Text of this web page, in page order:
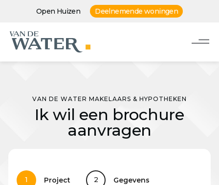
Open Huizen Deelnemende woningen
VAN DE WATER MAKELAARS & HYPOTHEKEN
Ik wil een brochure
aanvragen
1 Project 2 Gegevens